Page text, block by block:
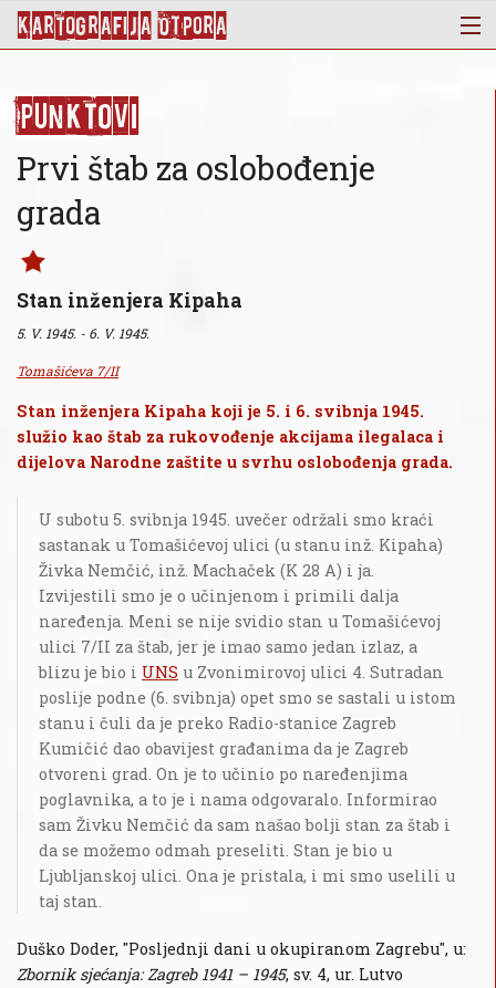
KArtoGrAFIJA OTPorA
Punktovi
Slojevi
Novosti
Publikacije
O nama
Punktovi
Prvi štab za oslobođenje
grada
Stan inženjera Kipaha
5. V. 1945. - 6. V. 1945.
Tomašićeva 7/II
Stan inženjera Kipaha koji je 5. i 6. svibnja 1945.
služio kao štab za rukovođenje akcijama ilegalaca i
dijelova Narodne zaštite u svrhu oslobođenja grada.
U subotu 5. svibnja 1945. uvečer održali smo kraći
sastanak u Tomašićevoj ulici (u stanu inž. Kipaha)
Živka Nemčić, inž. Machaček (K 28 A) i ja.
Izvijestili smo je o učinjenom i primili dalja
naređenja. Meni se nije svidio stan u Tomašićevoj
ulici 7/II za štab, jer je imao samo jedan izlaz, a
blizu je bio i UNS u Zvonimirovoj ulici 4. Sutradan
poslije podne (6. svibnja) opet smo se sastali u istom
stanu i čuli da je preko Radio-stanice Zagreb
Kumičić dao obavijest građanima da je Zagreb
otvoreni grad. On je to učinio po naređenjima
poglavnika, a to je i nama odgovaralo. Informirao
sam Živku Nemčić da sam našao bolji stan za štab i
da se možemo odmah preseliti. Stan je bio u
Ljubljanskoj ulici. Ona je pristala, i mi smo uselili u
taj stan.
Duško Doder, "Posljednji dani u okupiranom Zagrebu", u:
Zbornik sjećanja: Zagreb 1941 – 1945, sv. 4, ur. Lutvo